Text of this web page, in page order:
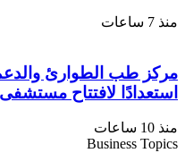
منذ 7 ساعات
مركز طب الطوارئ والدعم
استعدادًا لافتتاح
منذ 10 ساعات
Business Topics